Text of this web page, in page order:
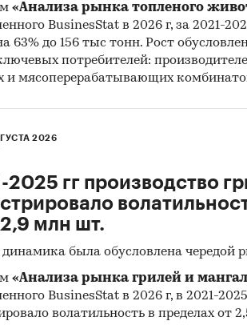
тыс.шт.
-
`КЗОТ`.
(более
- В
долей
США.
-
САД`
Данные
«Анализа рынка топленого
BusinesStat в 2026 г, за 2021-
63% до 156 тыс тонн. Рост
потребителей:
и мясоперерабатывающих
2026
2025 гг производство
млн шт.
была обусловлена чередой
«Анализа рынка грилей и
BusinesStat в 2026 г, в 2021-
волатильность в пределах от